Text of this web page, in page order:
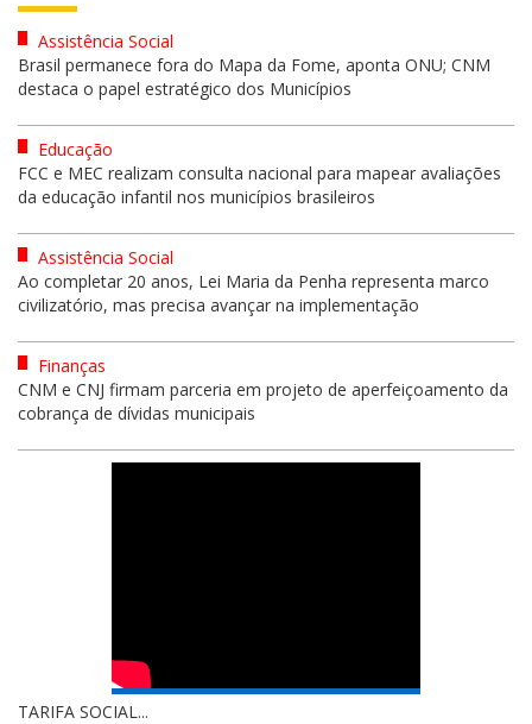
Assistência Social
Brasil permanece fora do Mapa da Fome, aponta ONU; CNM
destaca o papel estratégico dos Municípios
Educação
FCC e MEC realizam consulta nacional para mapear avaliações
da educação infantil nos municípios brasileiros
Assistência Social
Ao completar 20 anos, Lei Maria da Penha representa marco
civilizatório, mas precisa avançar na implementação
Finanças
CNM e CNJ firmam parceria em projeto de aperfeiçoamento da
cobrança de dívidas municipais
TARIFA SOCIAL...